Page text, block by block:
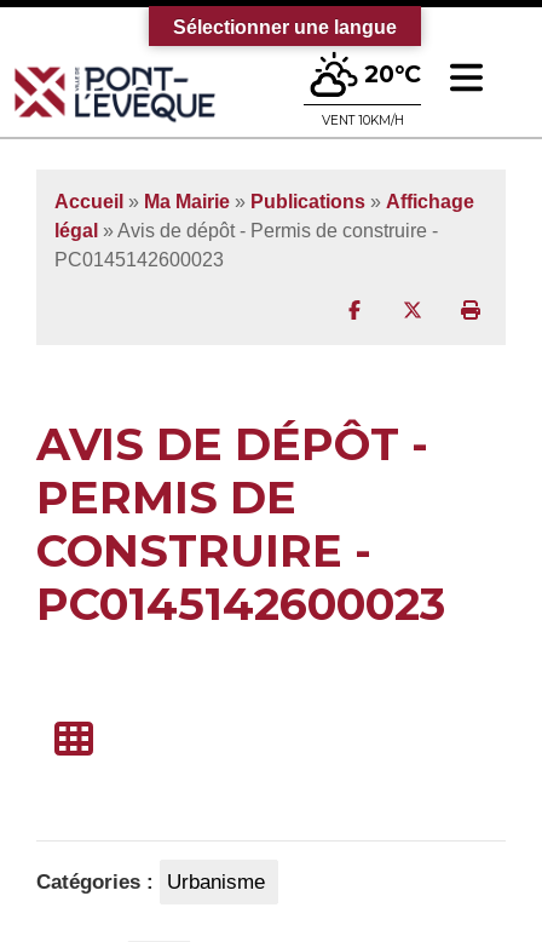
Bienvenue sur le site officiel de la
20°C
VENT 10KM/H
Accueil » Ma Mairie » Publications » Affichage
légal » Avis de dépôt - Permis de construire -
PC0145142600023
Partager surPartager sur
AVIS DE DÉPÔT -
PERMIS DE
CONSTRUIRE -
PC0145142600023
Catégories : Urbanisme
Sélectionner une langue